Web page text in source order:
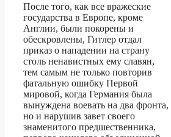
После того, как все вражеские
государства в Европе, кроме
Англии, были покорены и
обескровлены, Гитлер отдал
приказ о нападении на страну
столь ненавистных ему славян,
тем самым не только повторив
фатальную ошибку Первой
мировой, когда Германия была
вынуждена воевать на два фронта,
но и нарушив завет своего
знаменитого предшественника,